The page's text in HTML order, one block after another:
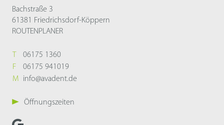
Bachstraße 3
61381 Friedrichsdorf-Köppern
ROUTENPLANER
T
06175 1360
F
06175 941019
M
info@avadent.de
Öffnungszeiten